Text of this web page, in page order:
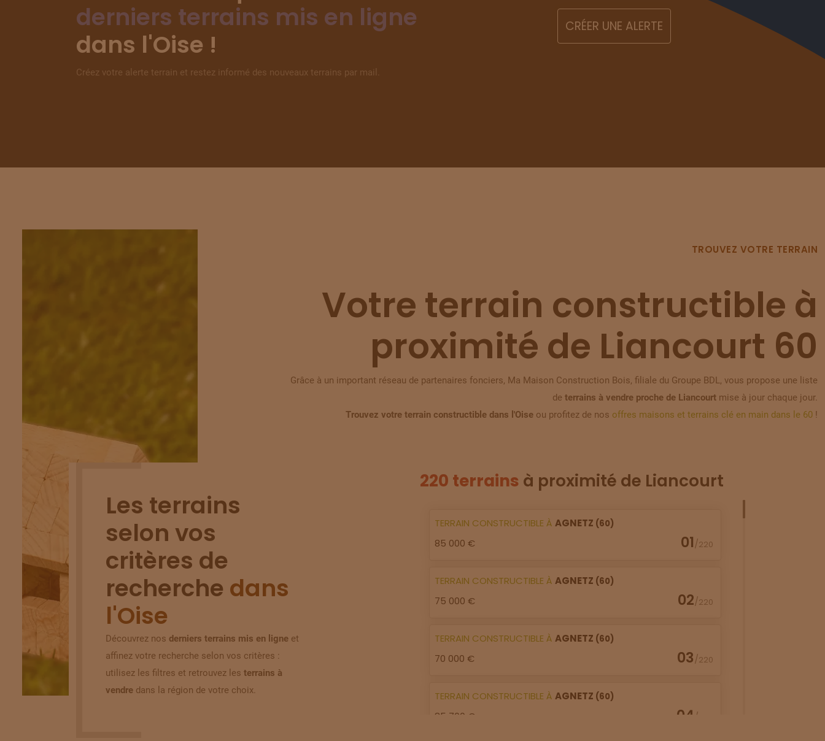
derniers terrains mis en ligne
dans l'Oise !
Créez votre alerte terrain et restez informé des nouveaux terrains par mail.
CRÉER UNE ALERTE
TROUVEZ VOTRE TERRAIN
Votre terrain constructible à
proximité de Liancourt 60
Grâce à un important réseau de partenaires fonciers, Ma Maison Construction Bois, filiale du Groupe BDL, vous propose une liste
de terrains à vendre proche de Liancourt mise à jour chaque jour.
Trouvez votre terrain constructible dans l'Oise ou profitez de nos offres maisons et terrains clé en main dans le 60 !
Les terrains
selon vos
critères de
recherche dans
l'Oise
Découvrez nos derniers terrains mis en ligne et
affinez votre recherche selon vos critères :
utilisez les filtres et retrouvez les terrains à
vendre dans la région de votre choix.
220 terrains à proximité de Liancourt
TERRAIN CONSTRUCTIBLE À AGNETZ (60)
85 000 € 01/220
TERRAIN CONSTRUCTIBLE À AGNETZ (60)
75 000 € 02/220
TERRAIN CONSTRUCTIBLE À AGNETZ (60)
70 000 € 03/220
TERRAIN CONSTRUCTIBLE À AGNETZ (60)
85 700 € 04 /